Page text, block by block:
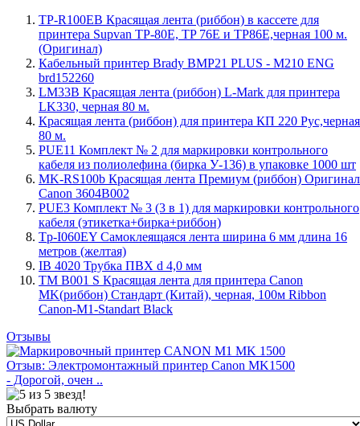
TP-R100EB Красящая лента (риббон) в кассете для
принтера Supvan TP-80E, TP 76E и TP86E,черная 100 м.
(Оригинал)
Кабельный принтер Brady BMP21 PLUS - M210 ENG
brd152260
LM33B Красящая лента (риббон) L-Mark для принтера
LK330, черная 80 м.
Красящая лента (риббон) для принтера КП 220 Рус,черная
80 м.
PUE11 Комплект № 2 для маркировки контрольного
кабеля из полиолефина (бирка У-136) в упаковке 1000 шт
MK-RS100b Красящая лента Премиум (риббон) Оригинал
Canon 3604B002
PUE3 Комплект № 3 (3 в 1) для маркировки контрольного
кабеля (этикетка+бирка+риббон)
Tp-I060EY Самоклеящаяся лента ширина 6 мм длина 16
метров (желтая)
IB 4020 Трубка ПВХ d 4,0 мм
TM B001 S Красящая лента для принтера Canon
MK(риббон) Стандарт (Китай), черная, 100м Ribbon
Canon-M1-Standart Black
Отзывы
Отзыв: Электромонтажный принтер Canon MK1500
- Дорогой, очен ..
Выбрать валюту